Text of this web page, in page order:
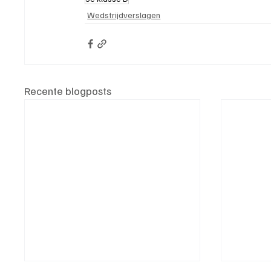
Wedstrijdverslagen
Recente blogposts